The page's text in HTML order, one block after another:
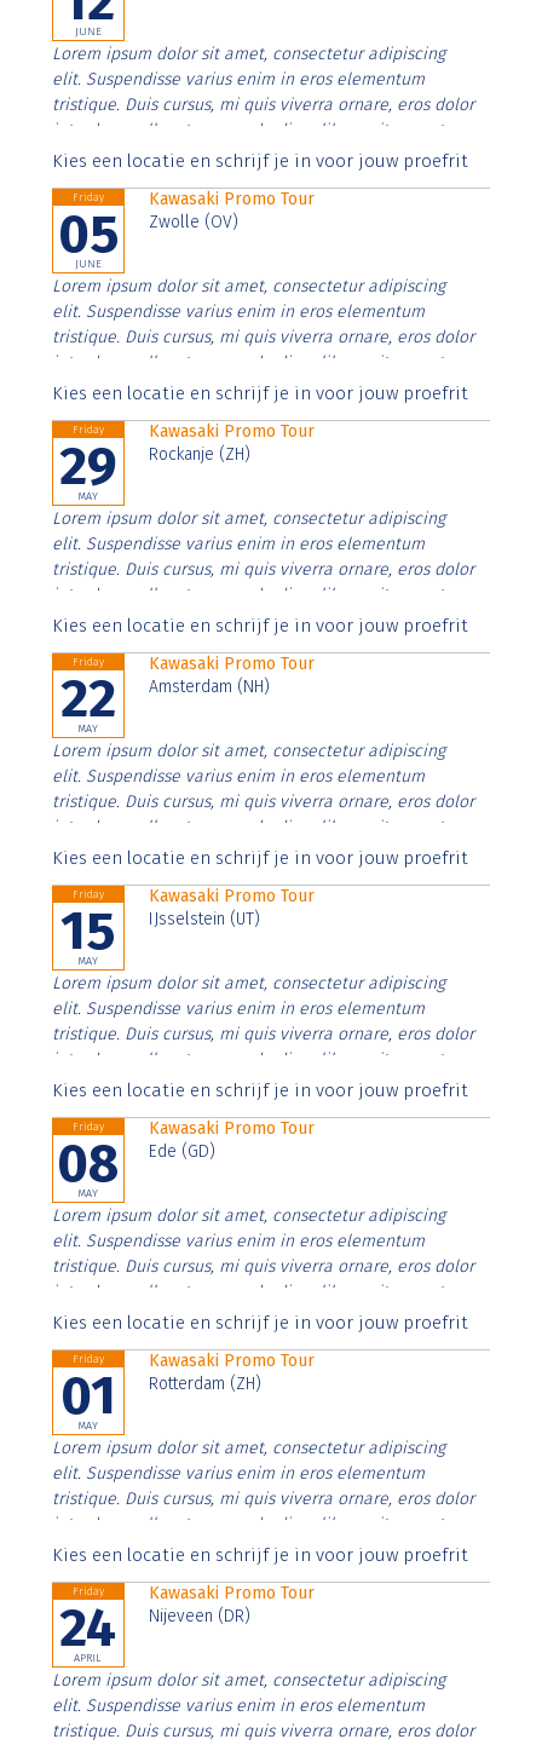
JUNE
Lorem ipsum dolor sit amet, consectetur adipiscing
elit. Suspendisse varius enim in eros elementum
tristique. Duis cursus, mi quis viverra ornare, eros dolor
interdum nulla, ut commodo diam libero vitae erat.
Aenean faucibus nibh et justo cursus id rutrum lorem
Kies een locatie en schrijf je in voor jouw proefrit
Friday
05
JUNE
Kawasaki Promo Tour
Zwolle (OV)
Lorem ipsum dolor sit amet, consectetur adipiscing
elit. Suspendisse varius enim in eros elementum
tristique. Duis cursus, mi quis viverra ornare, eros dolor
interdum nulla, ut commodo diam libero vitae erat.
Aenean faucibus nibh et justo cursus id rutrum lorem
Kies een locatie en schrijf je in voor jouw proefrit
Friday
29
MAY
Kawasaki Promo Tour
Rockanje (ZH)
Lorem ipsum dolor sit amet, consectetur adipiscing
elit. Suspendisse varius enim in eros elementum
tristique. Duis cursus, mi quis viverra ornare, eros dolor
interdum nulla, ut commodo diam libero vitae erat.
Aenean faucibus nibh et justo cursus id rutrum lorem
Kies een locatie en schrijf je in voor jouw proefrit
Friday
22
MAY
Kawasaki Promo Tour
Amsterdam (NH)
Lorem ipsum dolor sit amet, consectetur adipiscing
elit. Suspendisse varius enim in eros elementum
tristique. Duis cursus, mi quis viverra ornare, eros dolor
interdum nulla, ut commodo diam libero vitae erat.
Aenean faucibus nibh et justo cursus id rutrum lorem
Kies een locatie en schrijf je in voor jouw proefrit
Friday
15
MAY
Kawasaki Promo Tour
IJsselstein (UT)
Lorem ipsum dolor sit amet, consectetur adipiscing
elit. Suspendisse varius enim in eros elementum
tristique. Duis cursus, mi quis viverra ornare, eros dolor
interdum nulla, ut commodo diam libero vitae erat.
Aenean faucibus nibh et justo cursus id rutrum lorem
Kies een locatie en schrijf je in voor jouw proefrit
Friday
08
MAY
Kawasaki Promo Tour
Ede (GD)
Lorem ipsum dolor sit amet, consectetur adipiscing
elit. Suspendisse varius enim in eros elementum
tristique. Duis cursus, mi quis viverra ornare, eros dolor
interdum nulla, ut commodo diam libero vitae erat.
Aenean faucibus nibh et justo cursus id rutrum lorem
Kies een locatie en schrijf je in voor jouw proefrit
Friday
01
MAY
Kawasaki Promo Tour
Rotterdam (ZH)
Lorem ipsum dolor sit amet, consectetur adipiscing
elit. Suspendisse varius enim in eros elementum
tristique. Duis cursus, mi quis viverra ornare, eros dolor
interdum nulla, ut commodo diam libero vitae erat.
Aenean faucibus nibh et justo cursus id rutrum lorem
Kies een locatie en schrijf je in voor jouw proefrit
Friday
24
APRIL
Kawasaki Promo Tour
Nijeveen (DR)
Lorem ipsum dolor sit amet, consectetur adipiscing
elit. Suspendisse varius enim in eros elementum
tristique. Duis cursus, mi quis viverra ornare, eros dolor